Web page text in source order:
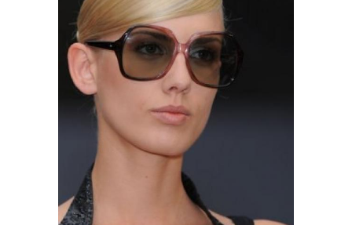
Прическа в дорогу Прическа в сауну
Простые прически